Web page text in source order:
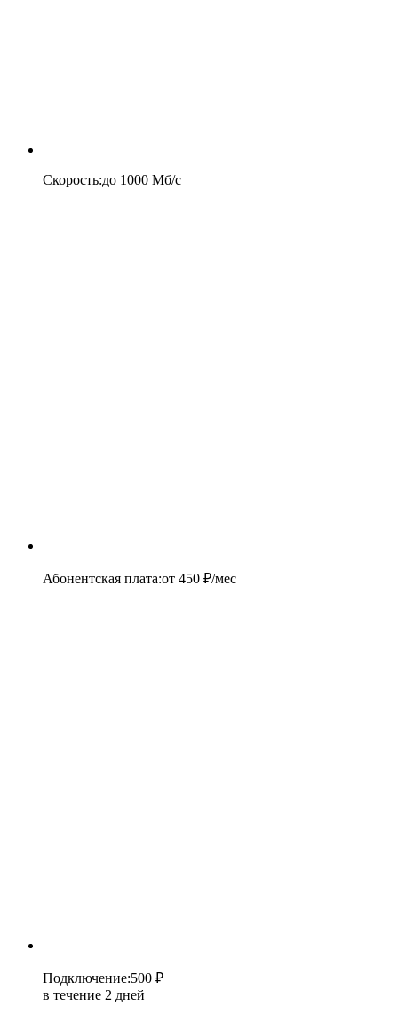
Скорость:до 1000 Мб/c
Абонентская плата:от 450 ₽/мес
Подключение:500 ₽
в течение 2 дней